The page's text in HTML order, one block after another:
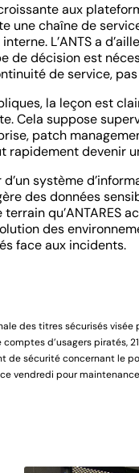
aux
une chaîne de
L’ANTS a
de décision est
de service,
la leçon est
Cela suppose
patch
rapidement devenir
système
des données
des
face aux incidents.
des titres sécurisés
d’usagers piratés,
de sécurité concernant le
vendredi pour